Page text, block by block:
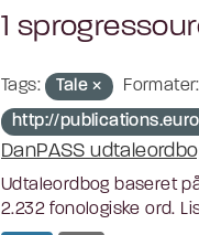
1
Tags: Tale
Formater:
http://
DanPASS
Udtaleordbog baseret
2.232 fonologiske ord.